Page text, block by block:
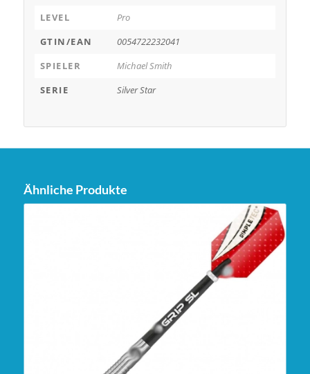
LEVEL
Pro
GTIN/EAN
0054722232041
SPIELER
Michael Smith
SERIE
Silver Star
Ähnliche Produkte